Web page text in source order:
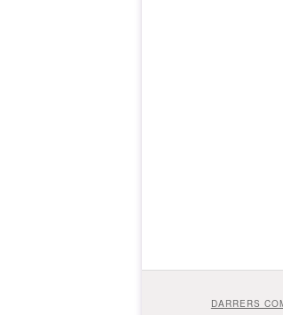
DARRERS